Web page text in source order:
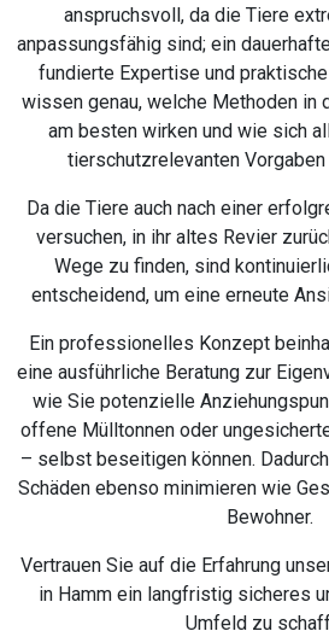
anspruchsvoll, da die Tiere
anpassungsfähig sind; ein
fundierte Expertise und
wissen genau, welche Methoden in
am besten wirken und wie sich
tierschutzrelevanten
Da die Tiere auch nach einer
versuchen, in ihr altes Revier
Wege zu finden, sind
entscheidend, um eine erneute
Ein professionelles Konzept
eine ausführliche Beratung zur
wie Sie potenzielle
offene Mülltonnen oder
– selbst beseitigen können.
Schäden ebenso minimieren wie
Bewohner.
Vertrauen Sie auf die Erfahrung
in Hamm ein langfristig sicheres
Umfeld zu